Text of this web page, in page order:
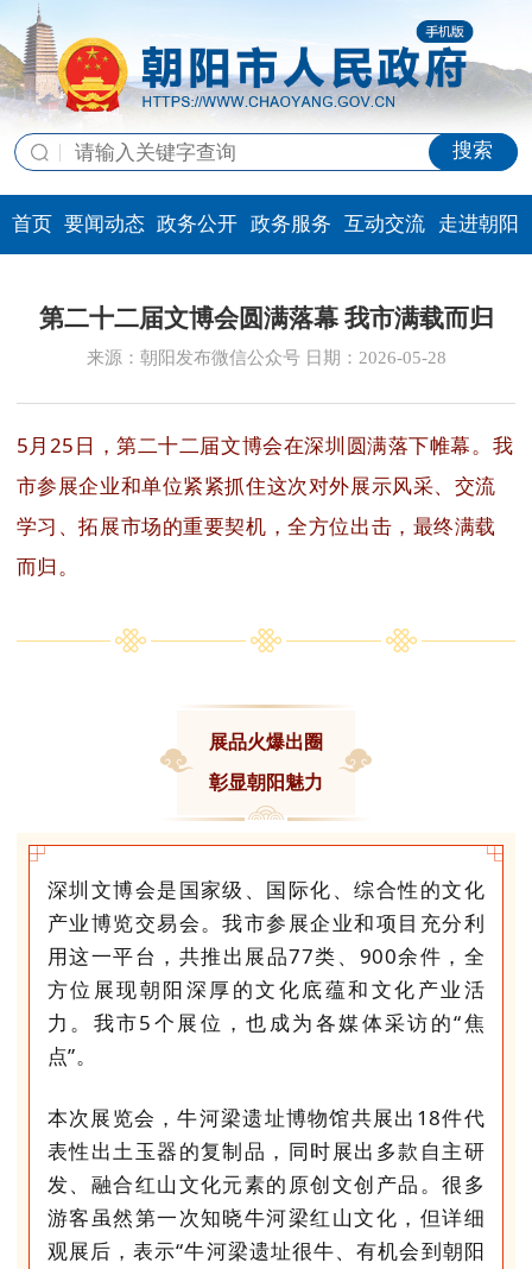
搜索
首页 要闻动态 政务公开 政务服务 互动交流 走进朝阳
第二十二届文博会圆满落幕 我市满载而归
来源：朝阳发布微信公众号 日期：2026-05-28
5月25日，第二十二届文博会在深圳圆满落下帷幕。我
市参展企业和单位紧紧抓住这次对外展示风采、交流
学习、拓展市场的重要契机，全方位出击，最终满载
而归。
展品火爆出圈
彰显朝阳魅力
深圳文博会是国家级、国际化、综合性的文化
产业博览交易会。我市参展企业和项目充分利
用这一平台，共推出展品77类、900余件，全
方位展现朝阳深厚的文化底蕴和文化产业活
力。我市5个展位，也成为各媒体采访的“焦
点”。
本次展览会，牛河梁遗址博物馆共展出18件代
表性出土玉器的复制品，同时展出多款自主研
发、融合红山文化元素的原创文创产品。很多
游客虽然第一次知晓牛河梁红山文化，但详细
观展后，表示“牛河梁遗址很牛、有机会到朝阳